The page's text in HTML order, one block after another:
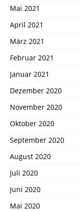
Mai 2021
April 2021
März 2021
Februar 2021
Januar 2021
Dezember 2020
November 2020
Oktober 2020
September 2020
August 2020
Juli 2020
Juni 2020
Mai 2020